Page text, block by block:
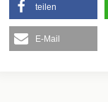
teilen
E-Mail